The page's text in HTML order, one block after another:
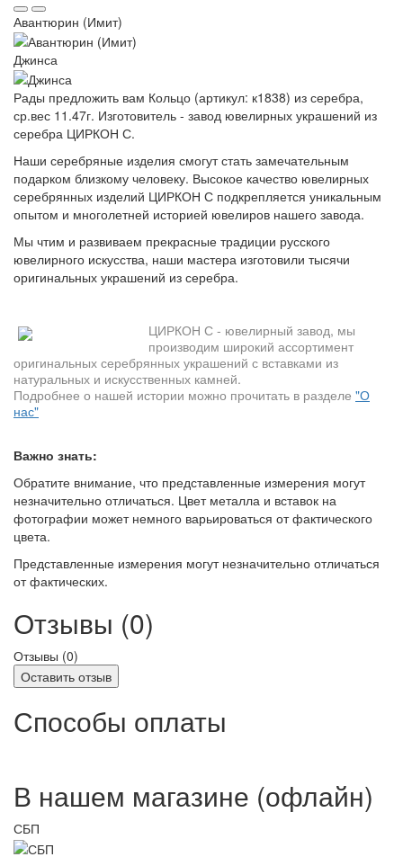
Авантюрин (Имит)
Джинса
Рады предложить вам Кольцо (артикул: к1838) из серебра,
ср.вес 11.47г. Изготовитель - завод ювелирных украшений из
серебра ЦИРКОН С.
Наши серебряные изделия смогут стать замечательным
подарком близкому человеку. Высокое качество ювелирных
серебрянных изделий ЦИРКОН С подкрепляется уникальным
опытом и многолетней историей ювелиров нашего завода.
Мы чтим и развиваем прекрасные традиции русского
ювелирного искусства, наши мастера изготовили тысячи
оригинальных украшений из серебра.
ЦИРКОН С - ювелирный завод, мы
производим широкий ассортимент
оригинальных серебрянных украшений с вставками из
натуральных и искусственных камней.
Подробнее о нашей истории можно прочитать в разделе "О
нас"
Важно знать:
Обратите внимание, что представленные измерения могут
незначительно отличаться. Цвет металла и вставок на
фотографии может немного варьироваться от фактического
цвета.
Представленные измерения могут незначительно отличаться
от фактических.
Отзывы (0)
Отзывы (0)
Оставить отзыв
Способы оплаты
В нашем магазине (офлайн)
СБП